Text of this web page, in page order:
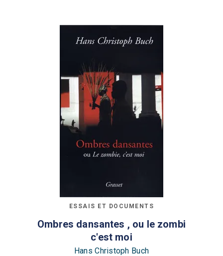
ESSAIS ET DOCUMENTS
Ombres dansantes , ou le zombi
c'est moi
Hans Christoph Buch